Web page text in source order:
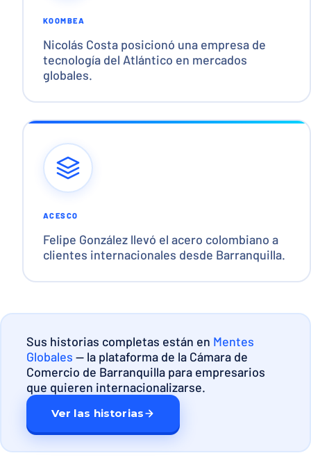
KOOMBEA
Nicolás Costa posicionó una empresa de
tecnología del Atlántico en mercados
globales.
ACESCO
Felipe González llevó el acero colombiano a
clientes internacionales desde Barranquilla.
Sus historias completas están en Mentes
Globales — la plataforma de la Cámara de
Comercio de Barranquilla para empresarios
que quieren internacionalizarse.
Ver las historias